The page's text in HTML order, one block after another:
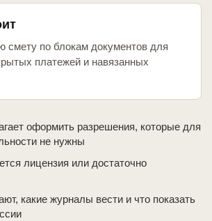
смету по блокам документов для
платежей и навязанных
оформить разрешения, которые для
не нужны
лицензия или достаточно
какие журналы вести и что показать